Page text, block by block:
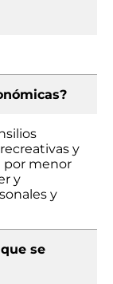
y
por menor
y
y
se